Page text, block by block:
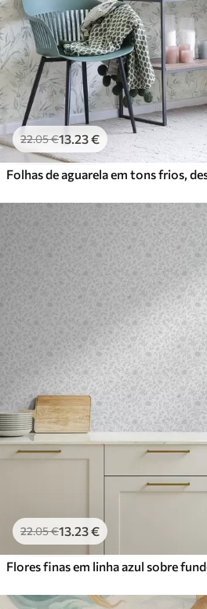
22.05€13.23€
22.05€13.23€